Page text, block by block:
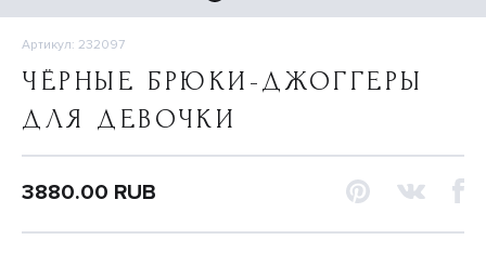
Артикул: 232097
ЧЁРНЫЕ БРЮКИ-ДЖОГГЕРЫ
ДЛЯ ДЕВОЧКИ
3880.00 RUB